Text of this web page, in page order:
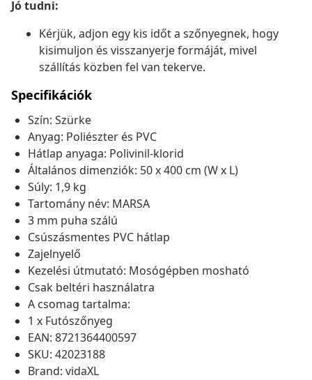
Jó tudni:
Kérjük, adjon egy kis időt a szőnyegnek, hogy
kisimuljon és visszanyerje formáját, mivel
szállítás közben fel van tekerve.
Specifikációk
Szín: Szürke
Anyag: Poliészter és PVC
Hátlap anyaga: Polivinil-klorid
Általános dimenziók: 50 x 400 cm (W x L)
Súly: 1,9 kg
Tartomány név: MARSA
3 mm puha szálú
Csúszásmentes PVC hátlap
Zajelnyelő
Kezelési útmutató: Mosógépben mosható
Csak beltéri használatra
A csomag tartalma:
1 x Futószőnyeg
EAN: 8721364400597
SKU: 42023188
Brand: vidaXL